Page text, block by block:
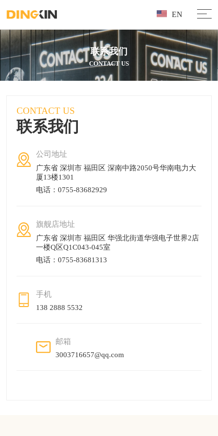
EN
联系我们
CONTACT US
CONTACT US
联系我们
公司地址
广东省 深圳市 福田区 深南中路2050号华南电力大
厦13楼1301
电话：0755-83682929
旗舰店地址
广东省 深圳市 福田区 华强北街道华强电子世界2店
一楼Q区Q1C043-045室
电话：0755-83681313
手机
138 2888 5532
邮箱
3003716657@qq.com